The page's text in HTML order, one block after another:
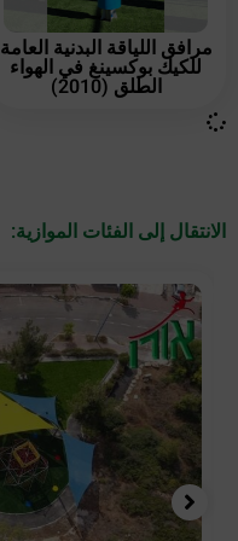
مرافق اللياقة البدنية العامة
للكيك بوكسينغ في الهواء
الطلق (2010)
الانتقال إلى الفئات الموازية: